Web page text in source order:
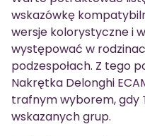
wskazówkę
wersje kolorystyczne i
występować w
podzespołach. Z tego
Nakrętka Delonghi
trafnym wyborem, gdy
wskazanych grup.